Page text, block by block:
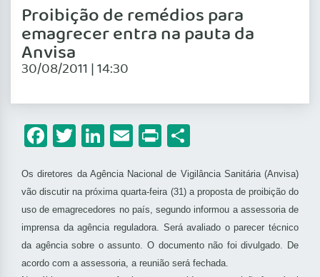
Proibição de remédios para
emagrecer entra na pauta da
Anvisa
30/08/2011 | 14:30
Facebook
Twitter
LinkedIn
Email
Print
Os diretores da Agência Nacional de Vigilância Sanitária (Anvisa)
vão discutir na próxima quarta-feira (31) a proposta de proibição do
uso de emagrecedores no país, segundo informou a assessoria de
imprensa da agência reguladora. Será avaliado o parecer técnico
da agência sobre o assunto. O documento não foi divulgado. De
acordo com a assessoria, a reunião será fechada.